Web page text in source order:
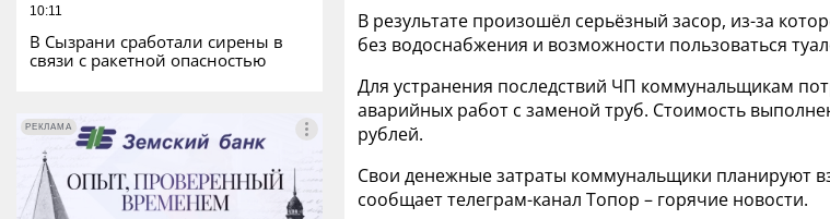
10:11
В Сызрани сработали сирены в
связи с ракетной опасностью
РЕКЛАМА
РЕКЛАМА
В результате произошёл серьёзный засор, из-за
без водоснабжения и возможности пользоваться
Для устранения последствий ЧП коммунальщикам
аварийных работ с заменой труб. Стоимость
рублей.
Свои денежные затраты коммунальщики планируют
сообщает телеграм-канал Топор – горячие новости.